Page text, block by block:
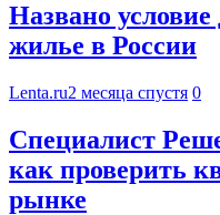
Названо условие
жилье в России
Lenta.ru2 месяца спустя 0
Специалист
как проверить
рынке